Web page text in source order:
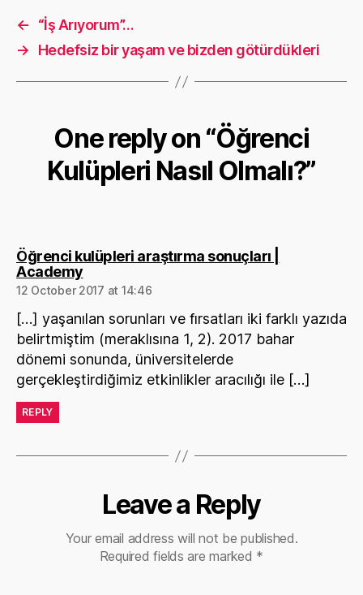
←
“İş Arıyorum”…
→
Hedefsiz bir yaşam ve bizden götürdükleri
One reply on “Öğrenci
Kulüpleri Nasıl Olmalı?”
Öğrenci kulüpleri araştırma sonuçları |
Academysays:
12 October 2017 at 14:46
[…] yaşanılan sorunları ve fırsatları iki farklı yazıda
belirtmiştim (meraklısına 1, 2). 2017 bahar
dönemi sonunda, üniversitelerde
gerçekleştirdiğimiz etkinlikler aracılığı ile […]
REPLY
Leave a Reply
Your email address will not be published.
Required fields are marked *